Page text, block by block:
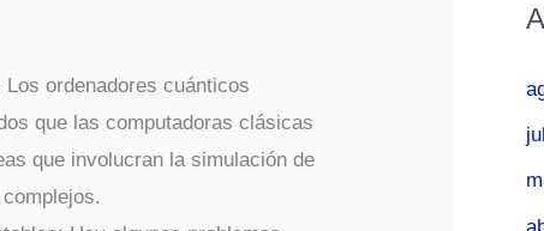
ordenadores cuánticos
que las computadoras clásicas
que involucran la simulación de